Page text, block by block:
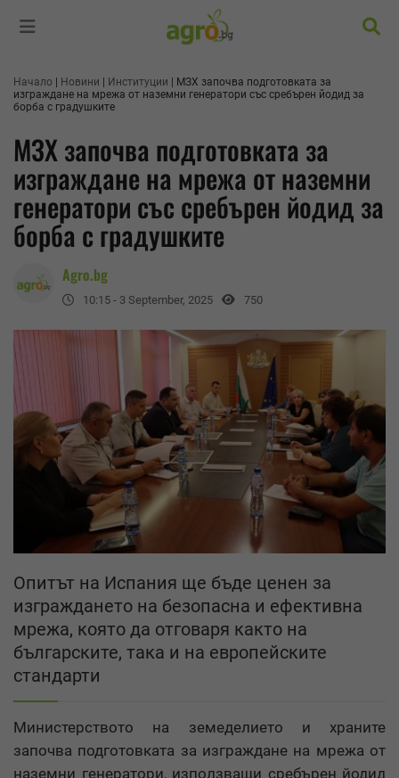
Начало Новини Институции
МЗХ започва подготовката за
изграждане на мрежа от наземни генератори със сребърен йодид за
борба с градушките
МЗХ започва подготовката за
изграждане на мрежа от наземни
генератори със сребърен йодид за
борба с градушките
Agro.bg
10:15 - 3 September, 2025 750
Опитът на Испания ще бъде ценен за
изграждането на безопасна и ефективна
мрежа, която да отговаря както на
българските, така и на европейските
стандарти
Министерството на земеделието и храните
започва подготовката за изграждане на мрежа от
наземни генератори, използващи сребърен йодид